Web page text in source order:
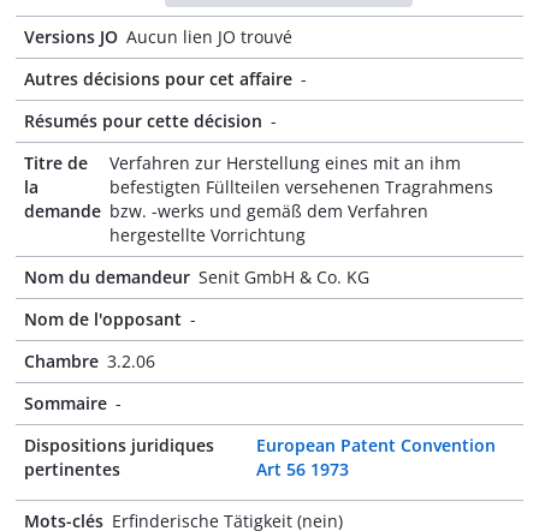
Versions JO Aucun lien JO trouvé
Autres décisions pour cet affaire -
Résumés pour cette décision -
Titre de
la
demande
Verfahren zur Herstellung eines mit an ihm
befestigten Füllteilen versehenen Tragrahmens
bzw. -werks und gemäß dem Verfahren
hergestellte Vorrichtung
Nom du demandeur Senit GmbH & Co. KG
Nom de l'opposant -
Chambre 3.2.06
Sommaire -
Dispositions juridiques
pertinentes
European Patent Convention
Art 56 1973
Mots-clés Erfinderische Tätigkeit (nein)